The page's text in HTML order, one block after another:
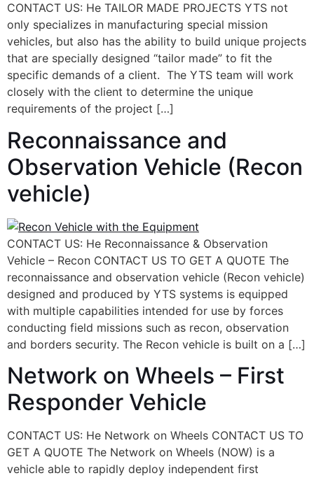
CONTACT US: He TAILOR MADE PROJECTS YTS not
only specializes in manufacturing special mission
vehicles, but also has the ability to build unique projects
that are specially designed “tailor made” to fit the
specific demands of a client. The YTS team will work
closely with the client to determine the unique
requirements of the project […]
Reconnaissance and
Observation Vehicle‭ (‬Recon
vehicle‭)
CONTACT US: He Reconnaissance & Observation
Vehicle – Recon CONTACT US TO GET A QUOTE The
reconnaissance and observation vehicle‭ (‬Recon vehicle‭)
designed and produced by YTS systems ‬is equipped
with multiple capabilities intended for use by forces
conducting‭ ‬field missions such as recon‭, ‬observation
and borders security‭.‬ The Recon vehicle is built on a […]
Network on Wheels – First
Responder Vehicle
CONTACT US: He Network on Wheels CONTACT US TO
GET A QUOTE The Network on Wheels‭ (‬NOW‭) ‬is a
vehicle able to rapidly deploy independent first